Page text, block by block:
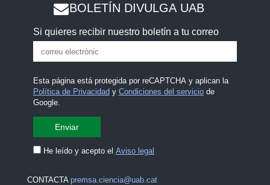
BOLETÍN DIVULGA UAB
Si quieres recibir nuestro boletín a tu correo
Esta página está protegida por reCAPTCHA y aplican la
Política de Privacidad y Condiciones del serviciode
Google.
He leído y acepto el Aviso legal
CONTACTA premsa.ciencia@uab.cat